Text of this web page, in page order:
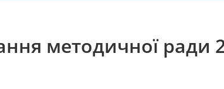
методичної ради